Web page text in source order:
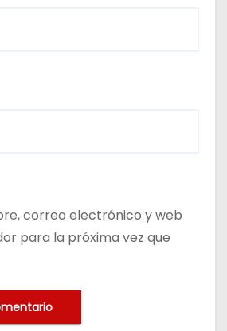
correo electrónico y web
para la próxima vez que